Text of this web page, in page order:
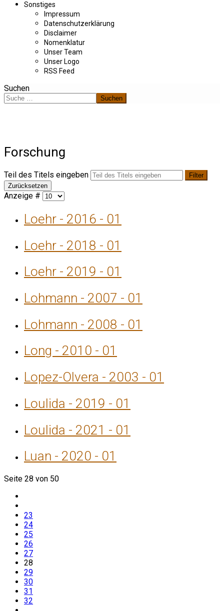
Sonstiges
Impressum
Datenschutzerklärung
Disclaimer
Nomenklatur
Unser Team
Unser Logo
RSS Feed
Suchen
Suchen
Forschung
Teil des Titels eingeben
Filter
Zurücksetzen
Anzeige #
Loehr - 2016 - 01
Loehr - 2018 - 01
Loehr - 2019 - 01
Lohmann - 2007 - 01
Lohmann - 2008 - 01
Long - 2010 - 01
Lopez-Olvera - 2003 - 01
Loulida - 2019 - 01
Loulida - 2021 - 01
Luan - 2020 - 01
Seite 28 von 50
23
24
25
26
27
28
29
30
31
32